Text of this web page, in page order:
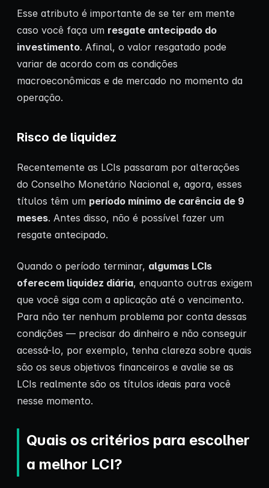
Esse atributo é importante de se ter em mente
caso você faça um resgate antecipado do
investimento. Afinal, o valor resgatado pode
variar de acordo com as condições
macroeconômicas e de mercado no momento da
operação.
Risco de liquidez
Recentemente as LCIs passaram por alterações
do Conselho Monetário Nacional e, agora, esses
títulos têm um período mínimo de carência de 9
meses. Antes disso, não é possível fazer um
resgate antecipado.
Quando o período terminar, algumas LCIs
oferecem liquidez diária, enquanto outras exigem
que você siga com a aplicação até o vencimento.
Para não ter nenhum problema por conta dessas
condições — precisar do dinheiro e não conseguir
acessá-lo, por exemplo, tenha clareza sobre quais
são os seus objetivos financeiros e avalie se as
LCIs realmente são os títulos ideais para você
nesse momento.
Quais os critérios para escolher
a melhor LCI?